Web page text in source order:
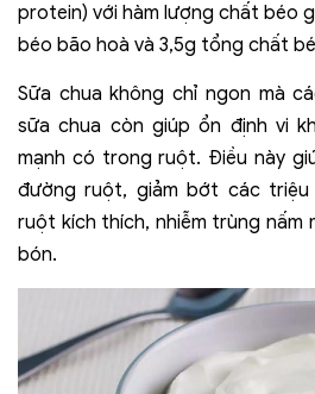
protein) với hàm lượng chất béo
béo bão hoà và 3,5g tổng chất
Sữa chua không chỉ ngon mà
sữa chua còn giúp ổn định vi
mạnh có trong ruột. Điều này
đường ruột, giảm bớt các
ruột kích thích, nhiễm trùng nấm
bón.